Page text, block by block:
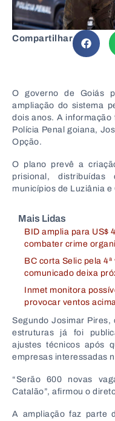
Compartilhar
O governo de Goiás
ampliação do sistema
dois anos. A
Polícia Penal goiana,
Opção.
O plano prevê a
prisional, distribuídas
municípios de Luziânia e
Mais Lidas
BID amplia para US$
combater crime
BC corta Selic pela
comunicado deixa
Inmet monitora
provocar ventos
Segundo Josimar
estruturas já foi
ajustes técnicos após
empresas interessadas
“Serão 600 novas
Catalão”, afirmou o
A ampliação faz parte